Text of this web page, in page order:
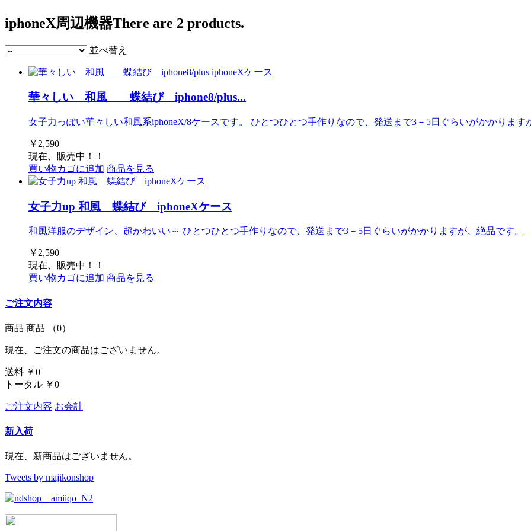
iphoneX周辺機器There are 2 products.
並べ替え
華々しい 和風 蝶結び iphone8/plus...
女子力っぽい華々しい和風系iphoneX/8ケースです。 ひとつひとつ手作りなので、発送まで3－5日ぐらいがかかります
￥2,590
現在、販売中！！
買い物カゴに追加 商品を見る
女子力up 和風 蝶結び iphoneXケース
和風洋服のデザイン、超かわいい～ ひとつひとつ手作りなので、発送まで3－5日ぐらいがかかりますが、絶品です。
￥2,590
現在、販売中！！
買い物カゴに追加 商品を見る
ご注文内容
商品 商品 （0）
現在、ご注文の商品はございません。
送料 ￥0
トータル ￥0
ご注文内容 お会計
新入荷
現在、新商品はございません。
Tweets by majikonshop